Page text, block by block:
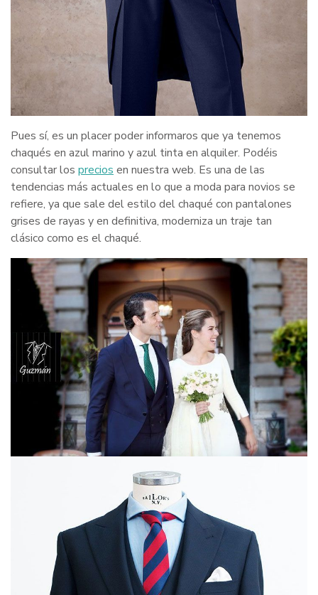
Pues sí, es un placer poder informaros que ya tenemos
chaqués en azul marino y azul tinta en alquiler. Podéis
consultar los precios en nuestra web. Es una de las
tendencias más actuales en lo que a moda para novios se
refiere, ya que sale del estilo del chaqué con pantalones
grises de rayas y en definitiva, moderniza un traje tan
clásico como es el chaqué.